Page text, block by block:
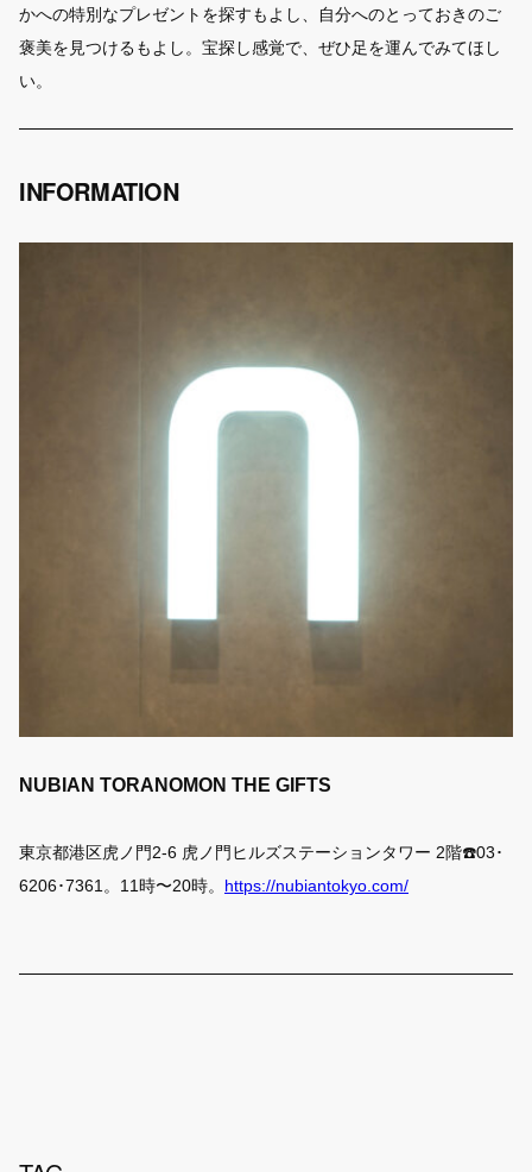
かへの特別なプレゼントを探すもよし、自分へのとっておきのご
褒美を見つけるもよし。宝探し感覚で、ぜひ足を運んでみてほし
い。
INFORMATION
NUBIAN TORANOMON THE GIFTS
東京都港区虎ノ門2-6 虎ノ門ヒルズステーションタワー 2階☎️03･
6206･7361。11時〜20時。 https://nubiantokyo.com/